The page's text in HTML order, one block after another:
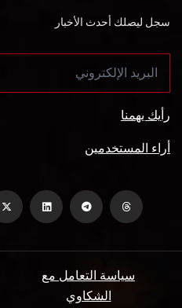
سجل ليصلك أحدث الأخبار
رأيك يهمنا
أراء المستخدمين
سياسة التعامل مع
الشكاوي